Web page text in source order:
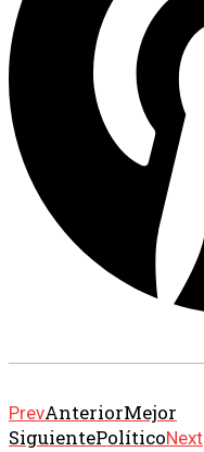
PrevAnteriorMejor
SiguientePolíticoNext